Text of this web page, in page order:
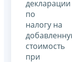
декларации
по
налогу на
стоимость
при